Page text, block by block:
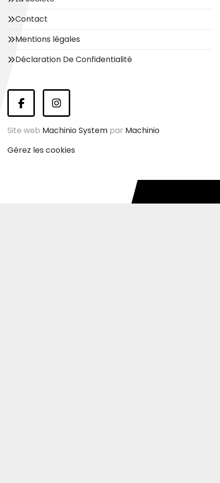
Contact
Mentions légales
Déclaration De Confidentialité
facebookinstagram
Site web Machinio System par Machinio
Gérez les cookies